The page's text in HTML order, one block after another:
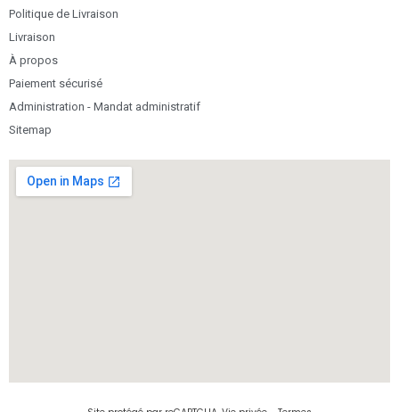
Politique de Livraison
Livraison
À propos
Paiement sécurisé
Administration - Mandat administratif
Sitemap